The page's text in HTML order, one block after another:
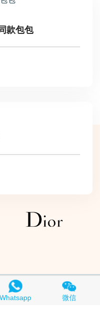
款包包
Rights Reserved.
京ICP备
Whatsapp 微信